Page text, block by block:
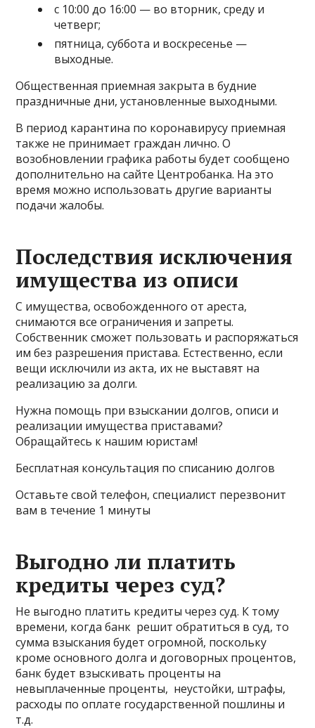
с 10:00 до 16:00 — во вторник, среду и
четверг;
пятница, суббота и воскресенье —
выходные.
Общественная приемная закрыта в будние
праздничные дни, установленные выходными.
В период карантина по коронавирусу приемная
также не принимает граждан лично. О
возобновлении графика работы будет сообщено
дополнительно на сайте Центробанка. На это
время можно использовать другие варианты
подачи жалобы.
Последствия исключения
имущества из описи
С имущества, освобожденного от ареста,
снимаются все ограничения и запреты.
Собственник сможет пользовать и распоряжаться
им без разрешения пристава. Естественно, если
вещи исключили из акта, их не выставят на
реализацию за долги.
Нужна помощь при взыскании долгов, описи и
реализации имущества приставами?
Обращайтесь к нашим юристам!
Бесплатная консультация по списанию долгов
Оставьте свой телефон, специалист перезвонит
вам в течение 1 минуты
Выгодно ли платить
кредиты через суд?
Не выгодно платить кредиты через суд. К тому
времени, когда банк решит обратиться в суд, то
сумма взыскания будет огромной, поскольку
кроме основного долга и договорных процентов,
банк будет взыскивать проценты на
невыплаченные проценты, неустойки, штрафы,
расходы по оплате государственной пошлины и
т.д.